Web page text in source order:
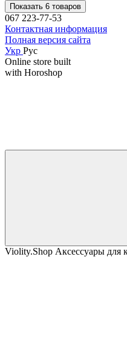
Показать 6 товаров
067 223-77-53
Контактная информация
Полная версия сайта
Укр Рус
Online store built
with Horoshop
Violity.Shop Аксессуары для